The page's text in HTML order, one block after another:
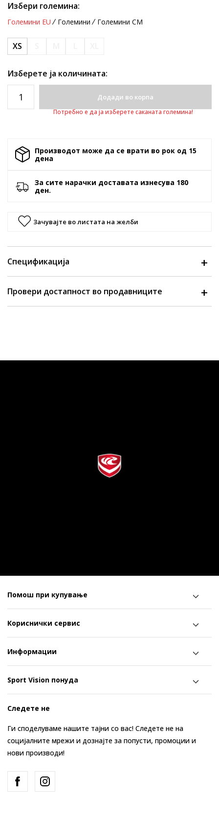
Избери големина:
Големини EU Големини Големини CM
XS
Изберете ја количината:
Додади во корпа
Потребно е да ја изберете саканата големина!
Производот може да се врати во рок од 15
денa
За сите нарачки доставата изнесува 180
ден.
Зачувајте во листата на желби
Спецификација
Провери достапност во продавниците
Помош при купување
Кориснички сервис
Информации
Sport Vision понуда
Следете не
Ги споделуваме нашите тајни со вас! Следете не на
социјалните мрежи и дознајте за попусти, промоции и
нови производи!